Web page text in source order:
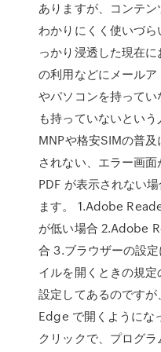
ありますが、コンテ
わかりにくく使いづ
っかり浸透した現在
の利用などにメール
やパソコンを持って
も持っていないという
MNPや格安SIMの普
されない、エラー画
PDF が表示されない
ます。 1.Adobe
が低い場合 2.Adobe
合 3.ブラウザーの設
イルを開くときの規
設定してあるのです
Edge で開くようにな
クリックで、プログ